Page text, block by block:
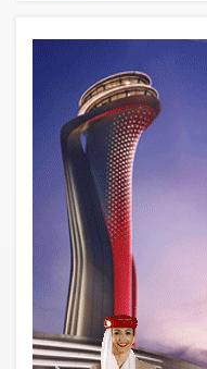
Dönem:
22 saat önce
Bin 340’a
23 saat önce
İstanbul
Test
23 saat önce